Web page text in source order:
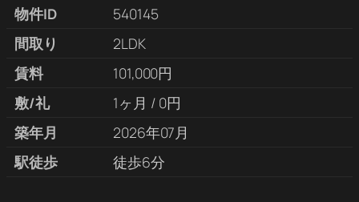
物件ID
540145
間取り
2LDK
賃料
101,000円
敷/礼
1ヶ月 / 0円
築年月
2026年07月
駅徒歩
徒歩6分